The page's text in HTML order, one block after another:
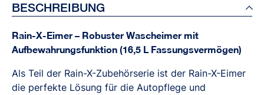
BESCHREIBUNG
Rain-X-Eimer – Robuster Wascheimer mit
Aufbewahrungsfunktion (16,5 L Fassungsvermögen)
Als Teil der Rain-X-Zubehörserie ist der Rain-X-Eimer
die perfekte Lösung für die Autopflege und